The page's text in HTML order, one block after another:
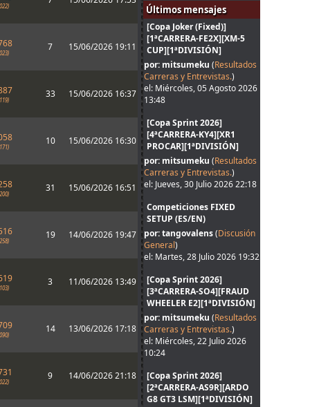
7 15/06/2026 19:11
33 15/06/2026 16:37
10 15/06/2026 16:30
31 15/06/2026 16:51
19 14/06/2026 19:47
3 11/06/2026 13:49
14 13/06/2026 17:18
9 14/06/2026 21:18
Últimos mensajes
[Copa Joker (Fixed)]
[1ªCARRERA-FE2X][XM-5
CUP][1ªDIVISIÓN]
por: mitsumeku (Resultados
Carreras y Entrevistas.)
el: Miércoles, 05 Agosto 2026
13:48
[Copa Sprint 2026]
[4ªCARRERA-KY4][XR1
PROCAR][1ªDIVISIÓN]
por: mitsumeku (Resultados
Carreras y Entrevistas.)
el: Jueves, 30 Julio 2026 22:18
Competiciones FIXED
SETUP (ES/EN)
por: tangovalens(Discusión
General)
el: Martes, 28 Julio 2026 19:32
[Copa Sprint 2026]
[3ªCARRERA-SO4][FRAUD
WHEELER E2][1ªDIVISIÓN]
por: mitsumeku (Resultados
Carreras y Entrevistas.)
el: Miércoles, 22 Julio 2026
10:24
[Copa Sprint 2026]
[2ªCARRERA-AS9R][ARDO
G8 GT3 LSM][1ªDIVISIÓN]